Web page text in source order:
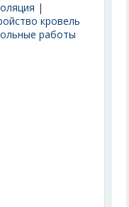
|
кровель
работы